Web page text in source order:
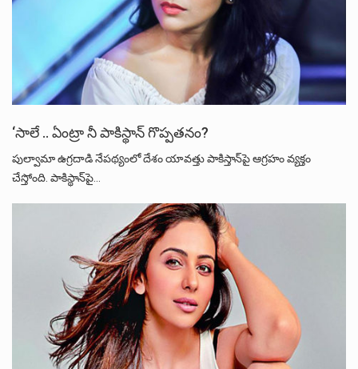
‘సాలే .. ఏంట్రా నీ పాకిస్థాన్ గొప్పతనం?
పుల్వామా ఉగ్ర‌దాడి నేప‌థ్యంలో దేశం యావ‌త్తు పాకిస్తాన్‌పై ఆగ్ర‌హం వ్య‌క్తం
చేస్తోంది. పాకిస్థాన్‌పై…